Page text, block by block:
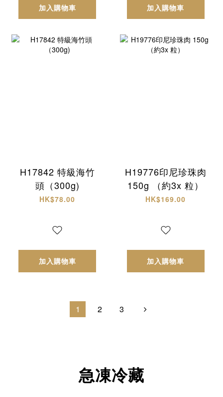
加入購物車 加入購物車
H17842 特級海竹
頭（300g)
HK$78.00
加入購物車
H19776印尼珍珠肉
150g （約3x 粒）
HK$169.00
加入購物車
1 2 3
急凍冷藏